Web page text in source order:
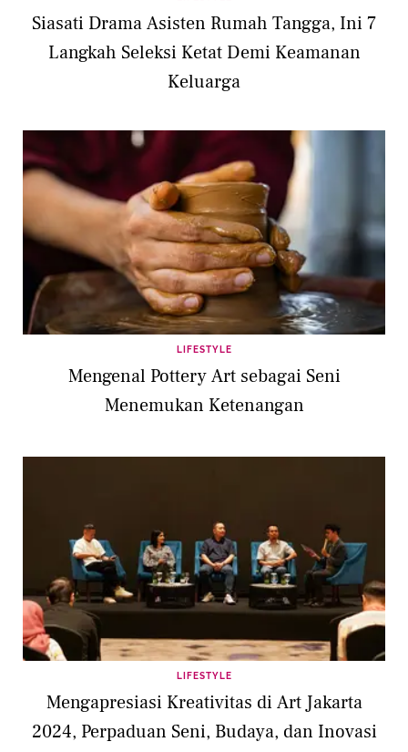
Siasati Drama Asisten Rumah Tangga, Ini 7
Langkah Seleksi Ketat Demi Keamanan
Keluarga
LIFESTYLE
Mengenal Pottery Art sebagai Seni
Menemukan Ketenangan
LIFESTYLE
Mengapresiasi Kreativitas di Art Jakarta
2024, Perpaduan Seni, Budaya, dan Inovasi